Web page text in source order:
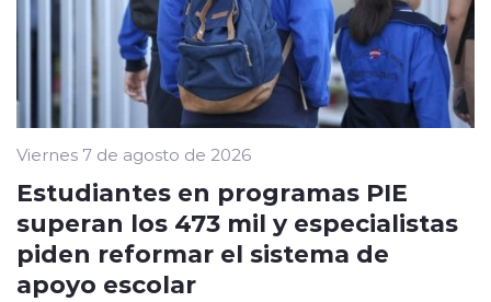
Viernes 7 de agosto de 2026
Estudiantes en programas PIE
superan los 473 mil y especialistas
piden reformar el sistema de
apoyo escolar